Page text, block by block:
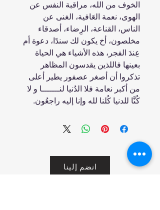
الخوف من الله، مراقبة النفس عن
الهوى، نعمة العَافية، الغنى عن
الناس، القناعة، الرِضاء، أصدقاء
مخلصون، أخ يكون لك سندًا، دعوة أم
عِندَ الفجر، هذه الأشياء هي الحياة
بعينها فاللذين يقدسون المظاهر
تذكروا أن أصغر عصفور يطير أعلى
من أكبر نعامة فلا الدُنيا لنـــــــا و لا
كُنَّا للدنيا كُلنا لله وإنا إليه راجعُون.
انضم إلينا